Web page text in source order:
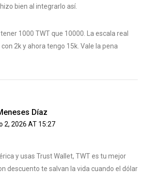
bien al integrarlo así.
1000 TWT que 10000. La escala real
2k y ahora tengo 15k. Vale la pena
Díaz
2, 2026 AT 15:27
y usas Trust Wallet, TWT es tu mejor
descuento te salvan la vida cuando el dólar